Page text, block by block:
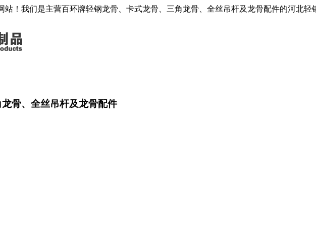
站！我们是主营百环牌轻钢龙骨、卡式龙骨、三角龙骨、全丝吊杆及龙骨配件的河北轻
骨、全丝吊杆及龙骨配件